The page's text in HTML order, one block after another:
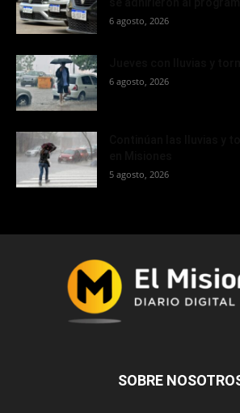
6 agosto, 2026
6 agosto, 2026
5 agosto, 2026
SOBRE